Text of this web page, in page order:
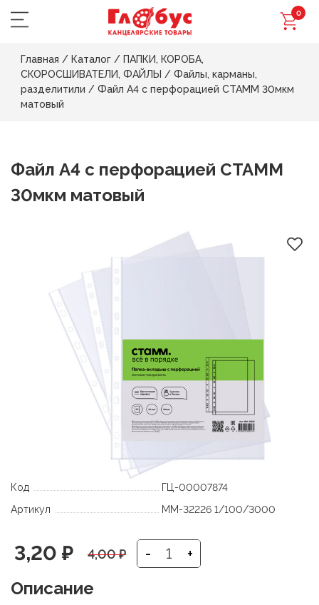
0
Главная / Каталог / ПАПКИ, КОРОБА,
СКОРОСШИВАТЕЛИ, ФАЙЛЫ / Файлы, карманы,
разделитили / Файл А4 с перфорацией СТАММ 30мкм
матовый
Файл А4 с перфорацией СТАММ
30мкм матовый
Код
ГЦ-00007874
Артикул
ММ-32226 1/100/3000
4,00₽
Первоначальная
цена
3,20 ₽
Текущая
цена:
- +
Описание